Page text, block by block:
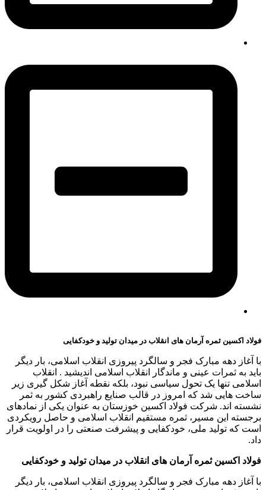
فولاد اکسین ثمره آرمان‌ های انقلاب در میدان تولید و خودکفایی
با آغاز دهه مبارک فجر و سالگرد پیروزی انقلاب اسلامی، بار دیگر
باید به ثمرات عینی و ماندگار انقلاب اسلامی اندیشید . انقلاب
اسلامی تنها یک تحول سیاسی نبود، بلکه نقطه آغاز شکل‌ گیری زیر
ساخت‌ هایی شد که امروز در قالب صنایع راهبردی کشور به ثمر
نشسته‌ اند. شرکت فولاد اکسین خوزستان به‌ عنوان یکی از نمادهای
برجسته این مسیر، ثمره مستقیم انقلاب اسلامی و حاصل رویکردی
است که تولید ملی، خودکفایی و پیشرفت صنعتی را در اولویت قرار
داد.
فولاد اکسین ثمره آرمان‌ های انقلاب در میدان تولید و خودکفایی
با آغاز دهه مبارک فجر و سالگرد پیروزی انقلاب اسلامی، بار دیگر